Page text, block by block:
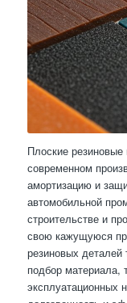
Плоские
современном
амортизацию и
автомобильной
строительстве и
свою кажущуюся
резиновых деталей
подбор материала,
эксплуатационных